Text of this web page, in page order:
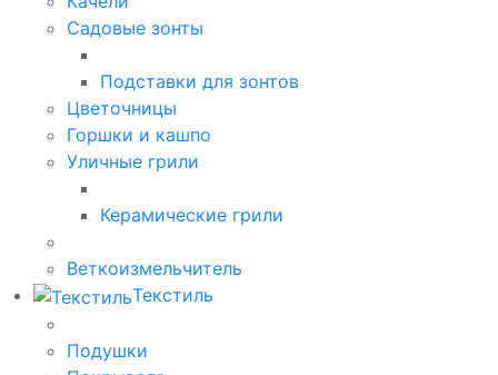
Садовые зонты
Подставки для зонтов
Цветочницы
Горшки и кашпо
Уличные грили
Керамические грили
Веткоизмельчитель
Текстиль
Подушки